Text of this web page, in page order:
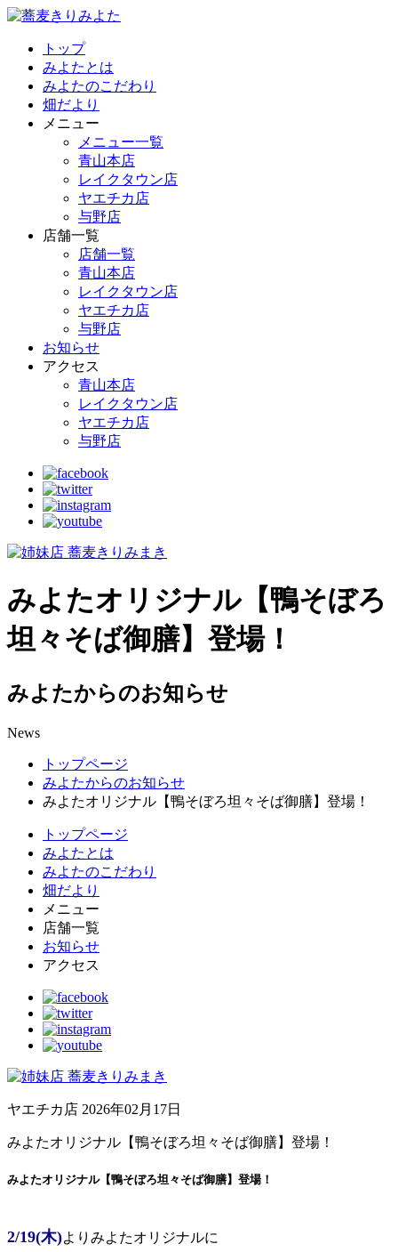
トップ
みよたとは
みよたのこだわり
畑だより
メニュー
メニュー一覧
青山本店
レイクタウン店
ヤエチカ店
与野店
店舗一覧
店舗一覧
青山本店
レイクタウン店
ヤエチカ店
与野店
お知らせ
アクセス
青山本店
レイクタウン店
ヤエチカ店
与野店
みよたオリジナル【鴨そぼろ
坦々そば御膳】登場！
みよたからのお知らせ
News
トップページ
みよたからのお知らせ
みよたオリジナル【鴨そぼろ坦々そば御膳】登場！
トップページ
みよたとは
みよたのこだわり
畑だより
メニュー
店舗一覧
お知らせ
アクセス
ヤエチカ店 2026年02月17日
みよたオリジナル【鴨そぼろ坦々そば御膳】登場！
みよたオリジナル【鴨そぼろ坦々そば御膳】登場！
2/19(木)よりみよたオリジナルに